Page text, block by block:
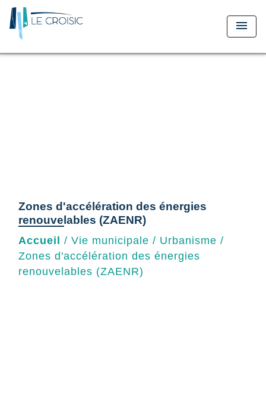
menu
Zones d'accélération des énergies
renouvelables (ZAENR)
Accueil / Vie municipale / Urbanisme /
Zones d'accélération des énergies
renouvelables (ZAENR)